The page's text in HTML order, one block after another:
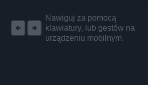
Nawiguj za pomocą
klawiatury, lub gestów na
urządzeniu mobilnym.